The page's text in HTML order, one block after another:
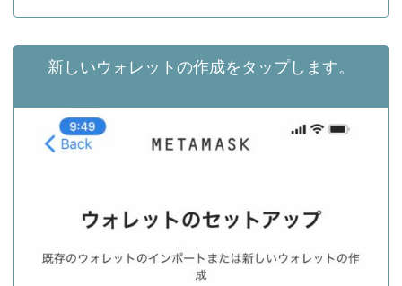
新しいウォレットの作成をタップします。